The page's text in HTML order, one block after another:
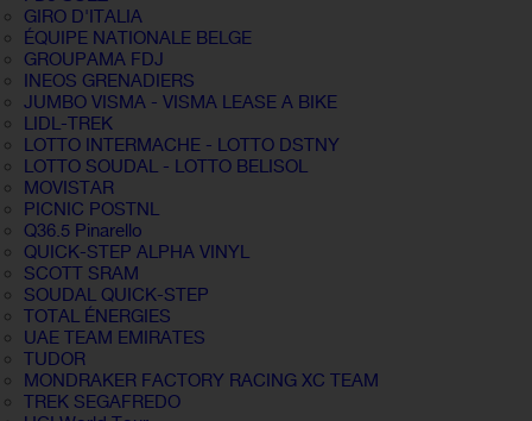
GIRO D'ITALIA
ÉQUIPE NATIONALE BELGE
GROUPAMA FDJ
INEOS GRENADIERS
JUMBO VISMA - VISMA LEASE A BIKE
LIDL-TREK
LOTTO INTERMACHE - LOTTO DSTNY
LOTTO SOUDAL - LOTTO BELISOL
MOVISTAR
PICNIC POSTNL
Q36.5 Pinarello
QUICK-STEP ALPHA VINYL
SCOTT SRAM
SOUDAL QUICK-STEP
TOTAL ÉNERGIES
UAE TEAM EMIRATES
TUDOR
MONDRAKER FACTORY RACING XC TEAM
TREK SEGAFREDO